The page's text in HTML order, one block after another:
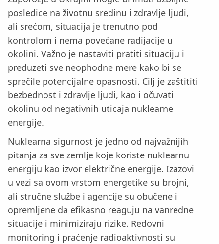
posledice na životnu sredinu i zdravlje ljudi,
ali srećom, situacija je trenutno pod
kontrolom i nema povećane radijacije u
okolini. Važno je nastaviti pratiti situaciju i
preduzeti sve neophodne mere kako bi se
sprečile potencijalne opasnosti. Cilj je zaštititi
bezbednost i zdravlje ljudi, kao i očuvati
okolinu od negativnih uticaja nuklearne
energije.
Nuklearna sigurnost je jedno od najvažnijih
pitanja za sve zemlje koje koriste nuklearnu
energiju kao izvor električne energije. Izazovi
u vezi sa ovom vrstom energetike su brojni,
ali stručne službe i agencije su obučene i
opremljene da efikasno reaguju na vanredne
situacije i minimiziraju rizike. Redovni
monitoring i praćenje radioaktivnosti su